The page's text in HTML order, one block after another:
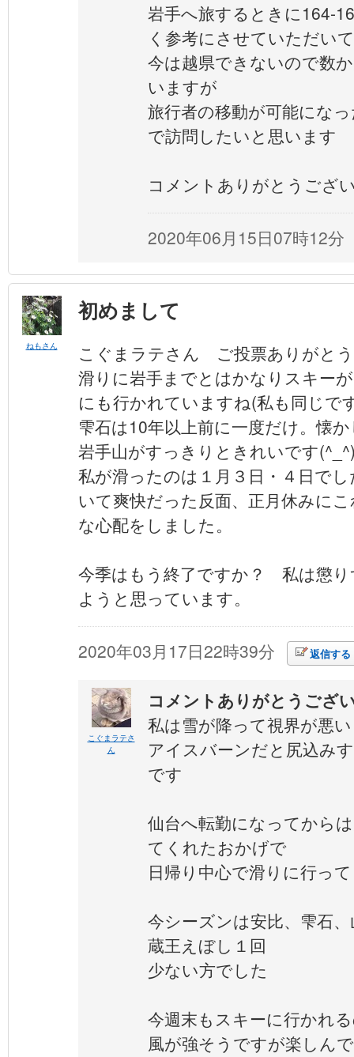
岩手へ旅するときに164-
く参考にさせていただい
今は越県できないので数
いますが
旅行者の移動が可能にな
で訪問したいと思います
コメントありがとうござ
2020年06月15日07時12分
ねもさん
初めまして
こぐまラテさん ご投票ありがと
滑りに岩手までとはかなりスキー
にも行かれていますね(私も同じで
雫石は10年以上前に一度だけ。懐
岩手山がすっきりときれいです
私が滑ったのは１月３日・４日で
いて爽快だった反面、正月休みに
な心配をしました。
今季はもう終了ですか？ 私は懲り
ようと思っています。
2020年03月17日22時39分 返信する
こぐまラテさ
ん
コメントありがとうござ
私は雪が降って視界が悪
アイスバーンだと尻込み
です
仙台へ転勤になってから
てくれたおかげで
日帰り中心で滑りに行っ
今シーズンは安比、雫石
蔵王えぼし１回
少ない方でした
今週末もスキーに行かれ
風が強そうですが楽しん